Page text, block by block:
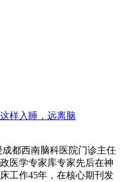
样入睡，远离脑
都西南脑科医院门诊主任
医学专家库专家先后在神
工作45年，在核心期刊发